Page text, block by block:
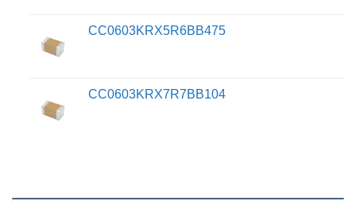
CC0603KRX5R6BB475
CC0603KRX7R7BB104